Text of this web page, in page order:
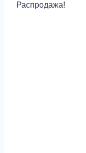
Распродажа!